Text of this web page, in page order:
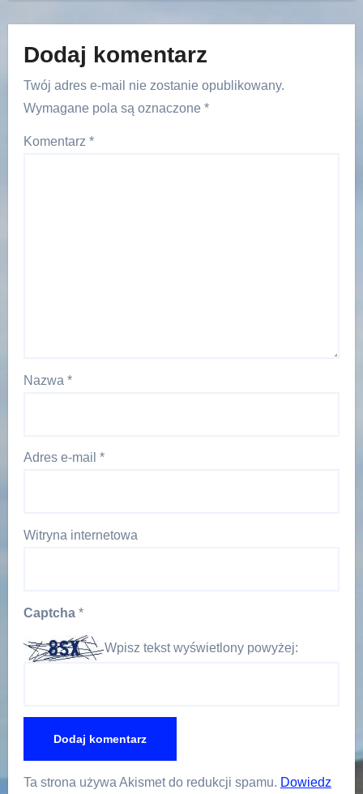
Dodaj komentarz
Twój adres e-mail nie zostanie opublikowany.
Wymagane pola są oznaczone *
Komentarz *
Nazwa *
Adres e-mail *
Witryna internetowa
Captcha *
Wpisz tekst wyświetlony powyżej:
Ta strona używa Akismet do redukcji spamu. Dowiedz